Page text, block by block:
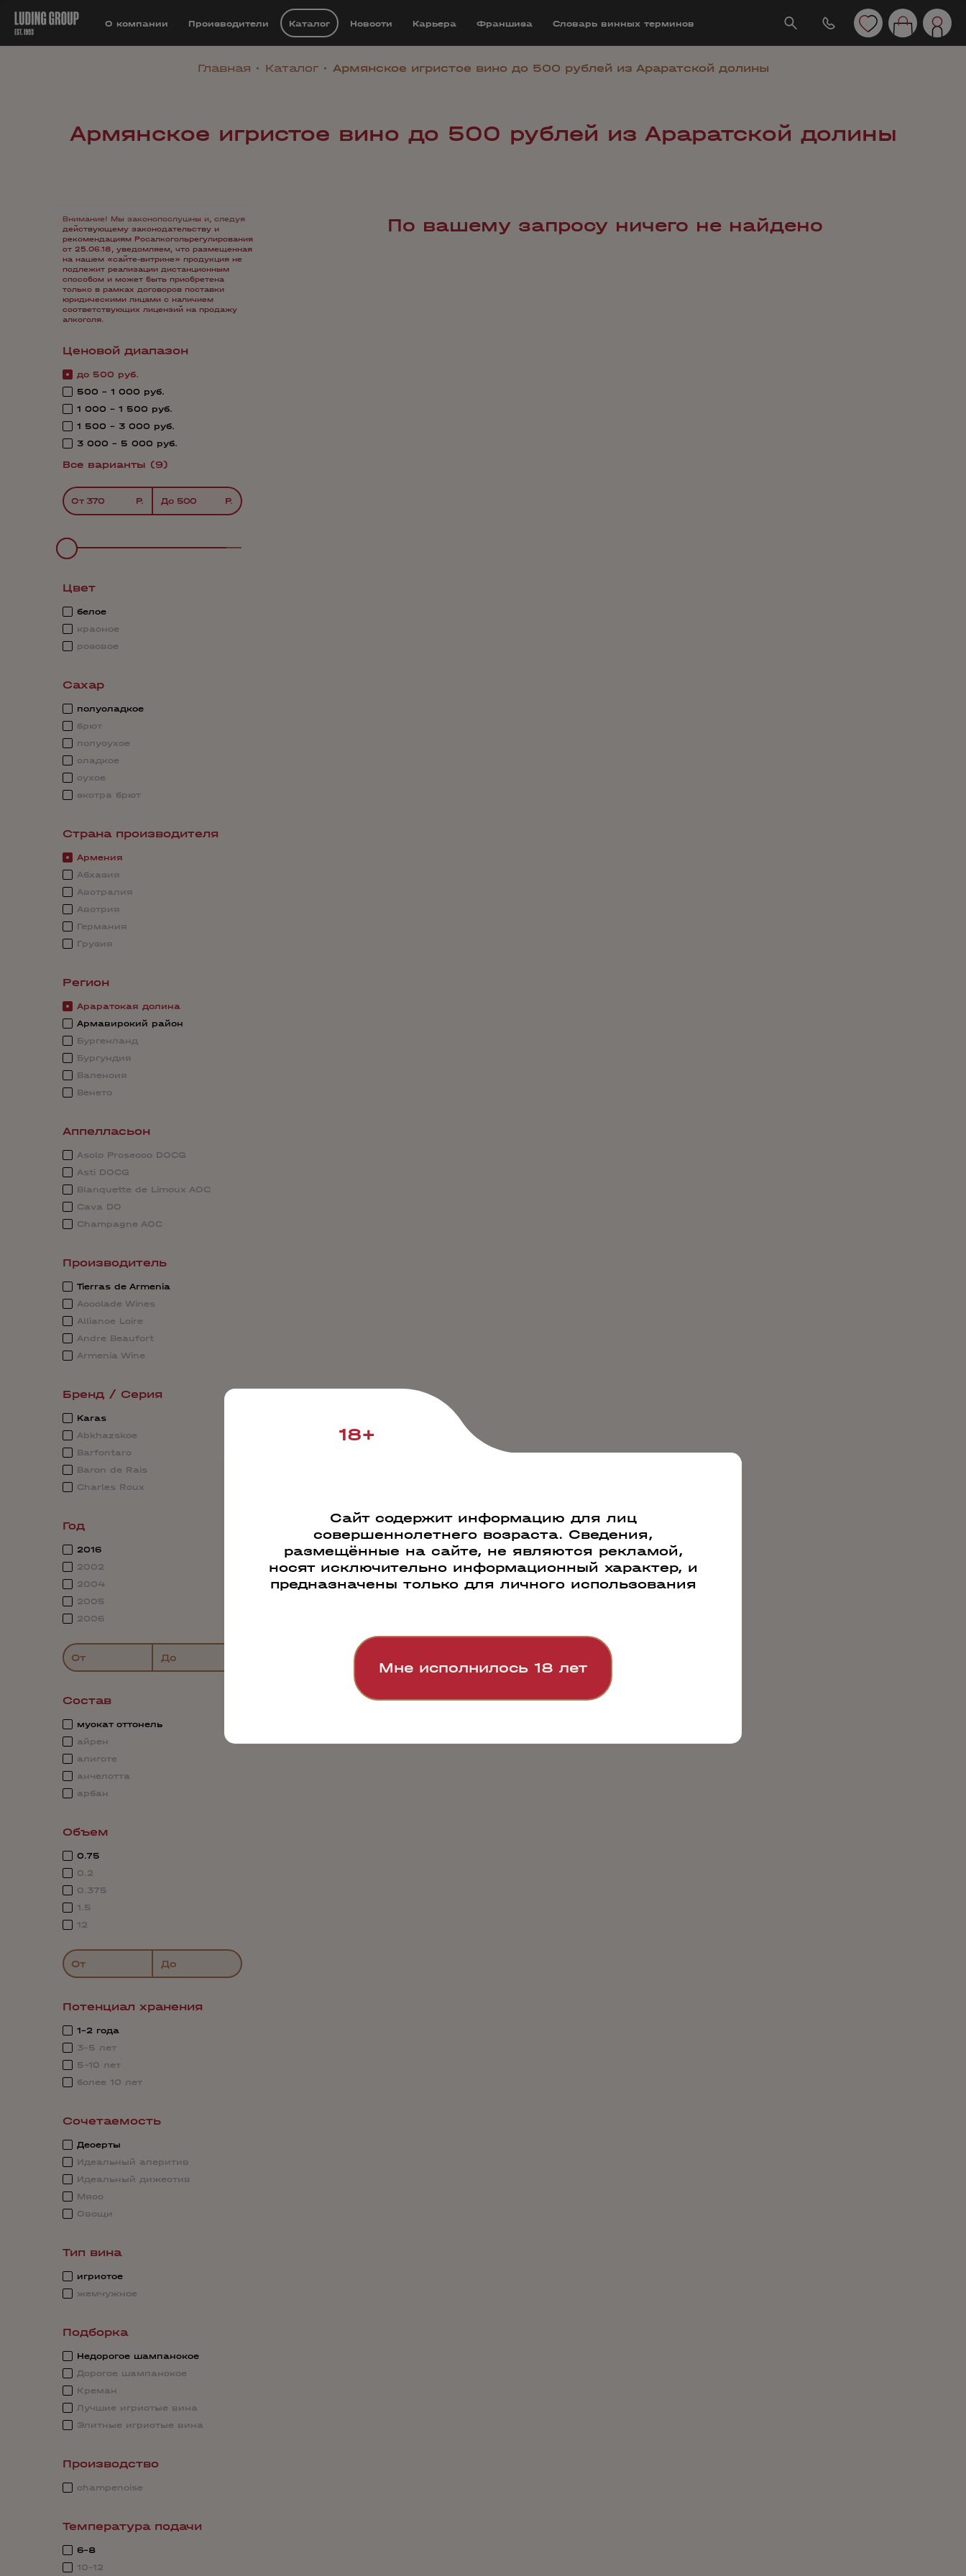
О компании Производители Каталог Новости Карьера Франшиза Cловарь винных терминов
Главная Каталог Армянское игристое вино до 500 рублей из Араратской долины
Армянское игристое вино до 500 рублей из Араратской долины
Внимание! Мы законопослушны и, следуя
действующему законодательству и
рекомендациям Росалкогольрегулирования
от 25.06.18, уведомляем, что размещенная
на нашем «сайте-витрине» продукция не
подлежит реализации дистанционным
способом и может быть приобретена
только в рамках договоров поставки
юридическими лицами с наличием
соответствующих лицензий на продажу
алкоголя.
Ценовой диапазон
до 500 руб.
500 - 1 000 руб.
1 000 - 1 500 руб.
1 500 - 3 000 руб.
3 000 - 5 000 руб.
Все варианты (9)
От До
Цвет
белое
красное
розовое
Сахар
полусладкое
брют
полусухое
сладкое
сухое
экстра брют
Страна производителя
Армения
Абхазия
Австралия
Австрия
Германия
Грузия
Регион
Араратская долина
Армавирский район
Бургенланд
Бургундия
Валенсия
Венето
Аппелласьон
Asolo Prosecco DOCG
Asti DOCG
Blanquette de Limoux AOC
Cava DO
Champagne AOC
Производитель
Tierras de Armenia
Accolade Wines
Alliance Loire
Andre Beaufort
Armenia Wine
Бренд / Серия
Karas
Abkhazskoe
Barfontarc
Baron de Rais
Charles Roux
Год
2016
2002
2004
2005
2006
От До
Состав
мускат оттонель
айрен
алиготе
анчелотта
арбан
Объем
0.75
0.2
0.375
1.5
12
От До
Потенциал хранения
1-2 года
3-5 лет
5-10 лет
более 10 лет
Сочетаемость
Десерты
Идеальный аперитив
Идеальный дижестив
Мясо
Овощи
Тип вина
игристое
жемчужное
Подборка
Недорогое шампанское
Дорогое шампанское
Креман
Лучшие игристые вина
Элитные игристые вина
Производство
champenoise
Температура подачи
6-8
10-12
По вашему запросу ничего не найдено
18+
Сайт содержит информацию для лиц
совершеннолетнего возраста. Сведения,
размещённые на сайте, не являются рекламой,
носят исключительно информационный характер, и
предназначены только для личного использования
Мне исполнилось 18 лет